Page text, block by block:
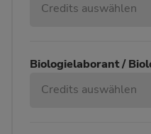
Credits auswählen
Biologielaborant /
Credits auswählen